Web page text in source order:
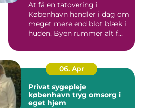
At få en tatovering i
København handler i dag om
meget mere end blot blæk i
huden. Byen rummer alt f...
06. Apr
Privat sygepleje
københavn tryg omsorg i
eget hjem